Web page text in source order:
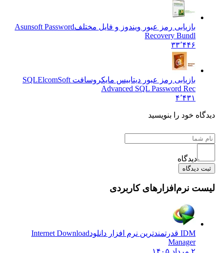
بازیابی رمز عبور ویندوز و فایل مختلف Asunsoft Password
Recovery Bundl
۳۳٬۴۴۶
بازیابی رمز عبور دیتابیس مایکروسافت SQLElcomSoft
Advanced SQL Password Rec
۴٬۴۳۱
خود را بنویسید
دیدگاه
ثبت دیدگاه
نرم‌افزارهای کاربردی
IDM قدرتمندترین نرم افزار دانلود
Internet Download
Manager